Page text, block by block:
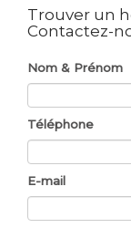
Trouver un
Contactez-
Nom & Prénom
Téléphone
E-mail